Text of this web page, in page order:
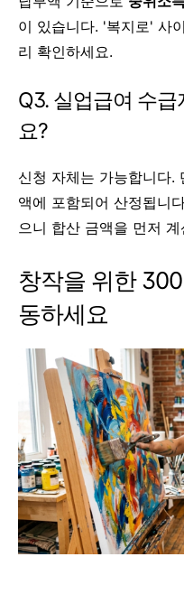
이 있습니다. '복지로' 사
리 확인하세요.
Q3. 실업급여 수
요?
신청 자체는 가능합니다.
액에 포함되어 산정됩니
으니 합산 금액을 먼저
창작을 위한
동하세요